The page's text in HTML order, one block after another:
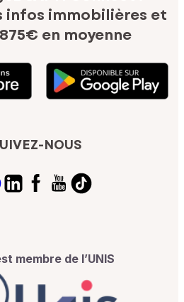
infos immobilières et
en moyenne
NOUS
membre de l’UNIS